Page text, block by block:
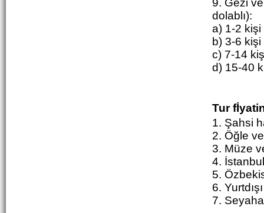
9. Gezi
dolablı):
a) 1-2
b) 3-6
c) 7-14
d) 15-40
Tur
1. Şahsi
2. Öğ le
3. Müze
4.
5.
6.
7.